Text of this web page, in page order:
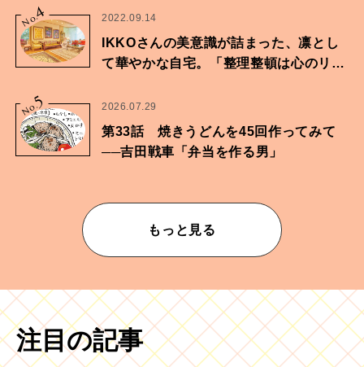
No.
4 2022.09.14
IKKOさんの美意識が詰まった、凛とし
て華やかな自宅。「整理整頓は心のリズ
No.
5 2026.07.29
第33話 焼きうどんを45回作ってみて
──吉田戦車「弁当を作る男」
もっと見る
注目の記事